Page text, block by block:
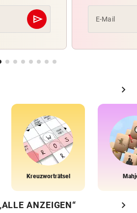
send
Abschicken E-Mail
chevron_right
Kreuzworträtsel
ANZEIGEN“ chevron_right